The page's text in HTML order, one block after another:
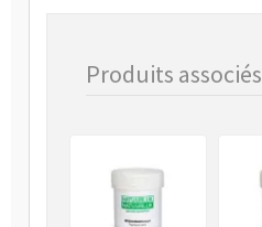
Produits associés